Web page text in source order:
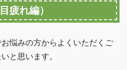
疲れ編）
悩みの方からよくいただくご
と思います。